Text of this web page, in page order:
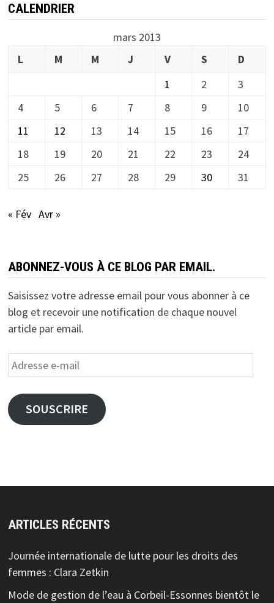
CALENDRIER
mars 2013
L
M M J V S
D
1
2
3
4
5 6 7 8 9
10
11
12 13 14 15 16
17
18
19 20 21 22 23
24
25
26 27 28 29 30 31
« Fév Avr »
ABONNEZ-VOUS À CE BLOG PAR EMAIL.
Saisissez votre adresse email pour vous abonner à ce
blog et recevoir une notification de chaque nouvel
article par email.
Adresse
e-
mail
SOUSCRIRE
ARTICLES RÉCENTS
Journée internationale de lutte pour les droits des
femmes : Clara Zetkin
Mode de gestion de l’eau à Corbeil-Essonnes bientôt le